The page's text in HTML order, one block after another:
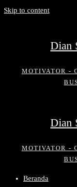
Skip to content
Dian
MOTIVATOR -
Dian
MOTIVATOR -
Beranda